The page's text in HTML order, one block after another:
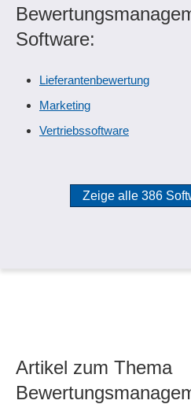
Software:
Lieferantenbewertung
Marketing
Vertriebssoftware
Zeige alle 386
Artikel zum Thema